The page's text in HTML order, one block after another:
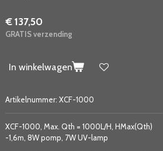
€ 137,50
GRATIS verzending
In winkelwagen
Artikelnummer: XCF-1000
XCF-1000, Max. Qth = 1000L/H,HMax(Qth)
-1,6m,8W pomp, 7W UV-lamp